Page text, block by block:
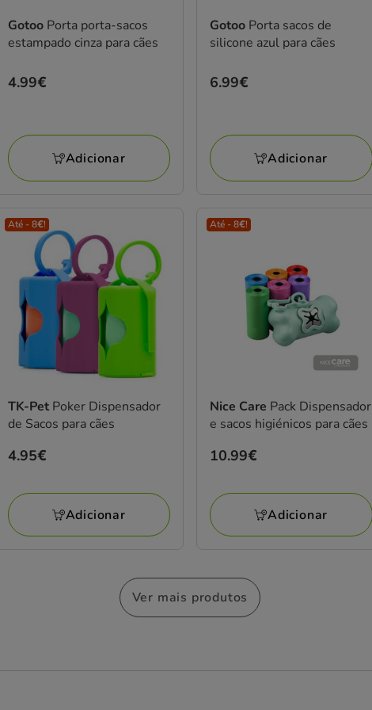
Gotoo Porta porta-sacos
estampado cinza para cães
Preço
4.99€
Adicionar
Gotoo Porta sacos de
silicone azul para cães
Preço
6.99€
Adicionar
Até - 8€!
TK-Pet Poker Dispensador
de Sacos para cães
Preço
4.95€
Adicionar
Até - 8€!
Nice Care Pack Dispensador
e sacos higiénicos para cães
Preço
10.99€
Adicionar
Ver mais produtos